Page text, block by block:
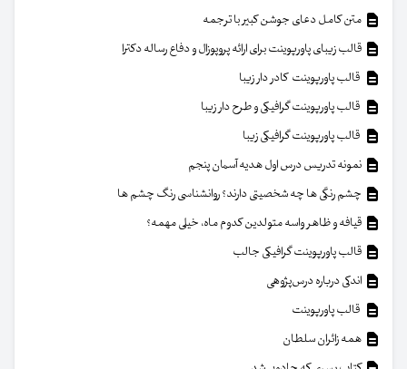
متن کامل دعای جوشن کبیر با ترجمه
قالب زیبای پاورپوینت برای ارائه پروپوزال و دفاع رساله دکترا
قالب پاورپوینت کادر دار زیبا
قالب پاورپوینت گرافیکی و طرح دار زیبا
قالب پاورپوینت گرافیکی زیبا
نمونه تدریس درس اول هدیه آسمان پنجم
چشم رنگی ها چه شخصیتی دارند؟ روانشناسی رنگ چشم ها
قیافه و ظاهر واسه متولدین کدوم ماه، خیلی مهمه؟
قالب پاورپوینت گرافیکی جالب
اندکی درباره درس‌پژوهی
قالب پاورپوینت
همه زائران سلطان